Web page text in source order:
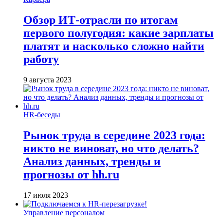
Обзор ИТ-отрасли по итогам
первого полугодия: какие зарплаты
платят и насколько сложно найти
работу
9 августа 2023
HR-беседы
Рынок труда в середине 2023 года:
никто не виноват, но что делать?
Анализ данных, тренды и
прогнозы от hh.ru
17 июля 2023
Управление персоналом